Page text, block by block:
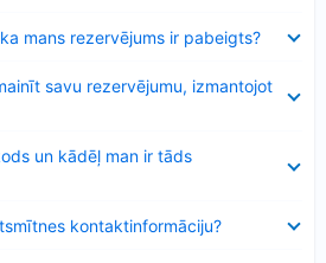
mans rezervējums ir pabeigts?
savu rezervējumu, izmantojot
un kādēļ man ir tāds
kontaktinformāciju?